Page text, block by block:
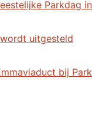
Parkdag
uitgesteld
bij